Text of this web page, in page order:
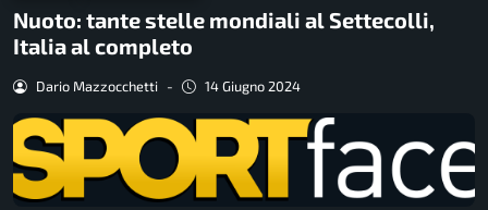
Nuoto: tante stelle mondiali al Settecolli,
Italia al completo
Dario Mazzocchetti - 14 Giugno 2024